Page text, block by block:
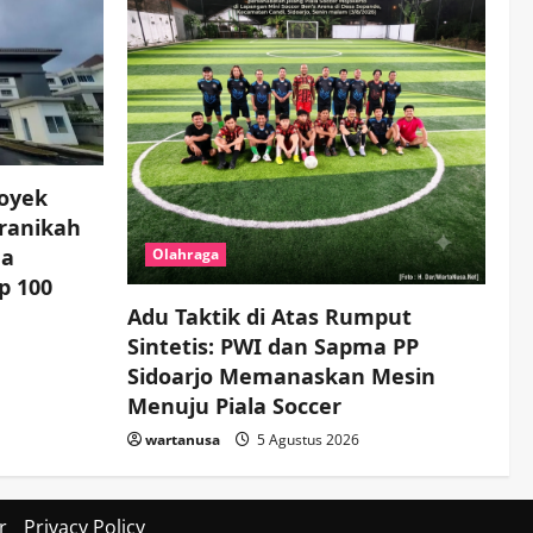
100
Olahraga
Adu Taktik di Atas Rumput
Sintetis: PWI dan Sapma PP
Sidoarjo Memanaskan Mesin
Menuju Piala Soccer
wartanusa 5 Agustus 2026
Privacy Policy